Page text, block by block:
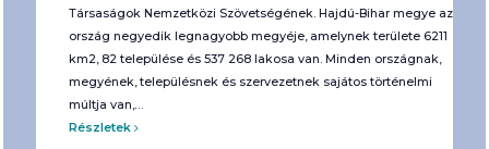
Társaságok Nemzetközi Szövetségének. Hajdú-Bihar megye az
ország negyedik legnagyobb megyéje, amelynek területe 6211
km2, 82 települése és 537 268 lakosa van. Minden országnak,
megyének, településnek és szervezetnek sajátos történelmi
múltja van,…
Részletek